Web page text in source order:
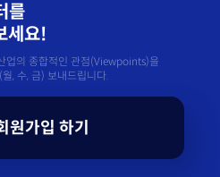
를
세요!
업의 종합적인 관점(Viewpoints)을
, 수, 금) 보내드립니다.
원가입 하기